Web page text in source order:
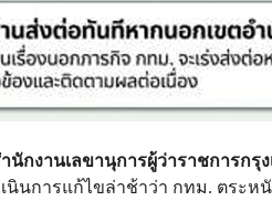
นักงานเลขานุการผู้ว่าราชการกรุ
เนินการแก้ไขล่าช้าว่า กทม. ตระ